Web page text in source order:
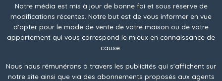
Notre média est mis à jour de bonne foi et sous réserve de
modifications récentes. Notre but est de vous informer en vue
d’opter pour le mode de vente de votre maison ou de votre
appartement qui vous correspond le mieux en connaissance de
cause.
Nous nous rémunérons à travers les publicités qui s'affichent sur
notre site ainsi que via des abonnements proposés aux agents